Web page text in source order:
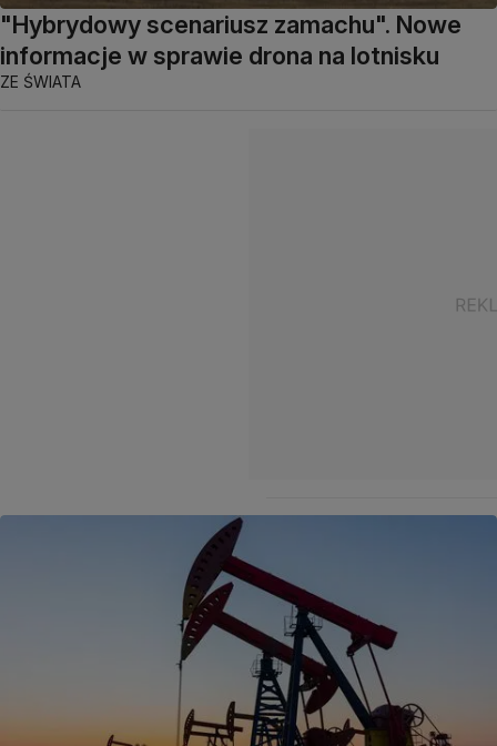
"Hybrydowy scenariusz zamachu". Nowe
informacje w sprawie drona na lotnisku
ZE ŚWIATA